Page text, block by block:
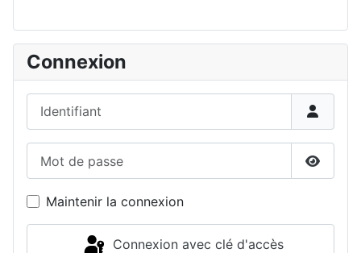
Connexion
Maintenir la connexion
Connexion avec clé d'accès